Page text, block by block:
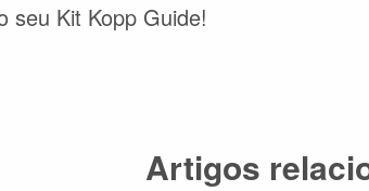
seu Kit Kopp Guide!
Artigos